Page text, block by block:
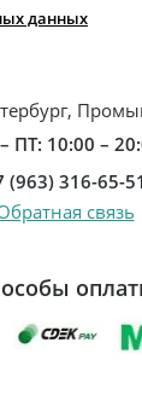
данных
ПТ: 10:00 –
(963) 316-65-51
связь